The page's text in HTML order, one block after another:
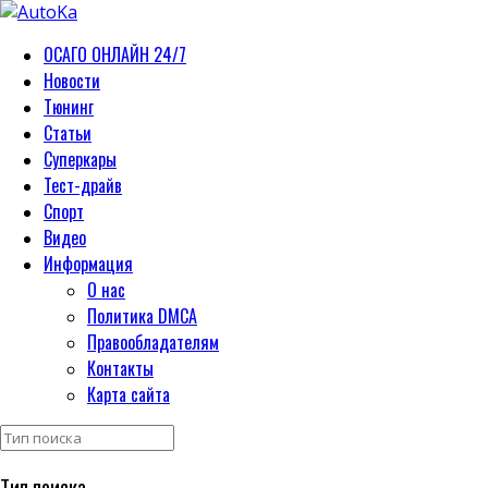
ОСАГО ОНЛАЙН 24/7
Новости
Тюнинг
Статьи
Суперкары
Тест-драйв
Спорт
Видео
Информация
О нас
Политика DMCA
Правообладателям
Контакты
Карта сайта